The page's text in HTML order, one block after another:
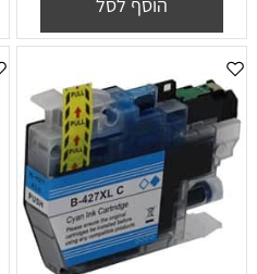
הוסף לסל